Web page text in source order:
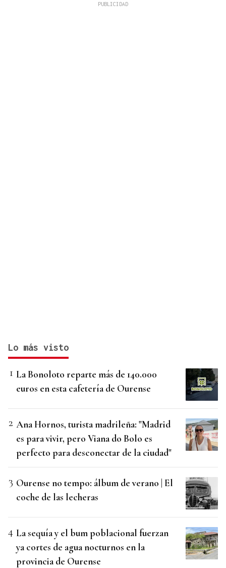
Lo más visto
La Bonoloto reparte más de 140.000
euros en esta cafetería de Ourense
Ana Hornos, turista madrileña: "Madrid
es para vivir, pero Viana do Bolo es
perfecto para desconectar de la ciudad"
Ourense no tempo: álbum de verano | El
coche de las lecheras
La sequía y el bum poblacional fuerzan
ya cortes de agua nocturnos en la
provincia de Ourense